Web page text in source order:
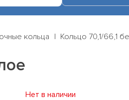
кольца Кольцо 70,1/66,1
Нет в наличии